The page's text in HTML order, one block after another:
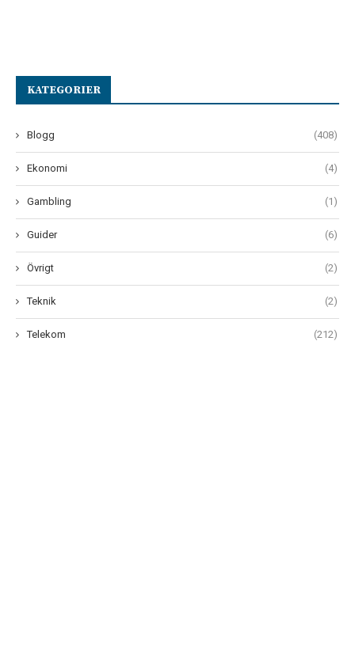
KATEGORIER
Blogg (408)
Ekonomi (4)
Gambling (1)
Guider (6)
Övrigt (2)
Teknik (2)
Telekom (212)